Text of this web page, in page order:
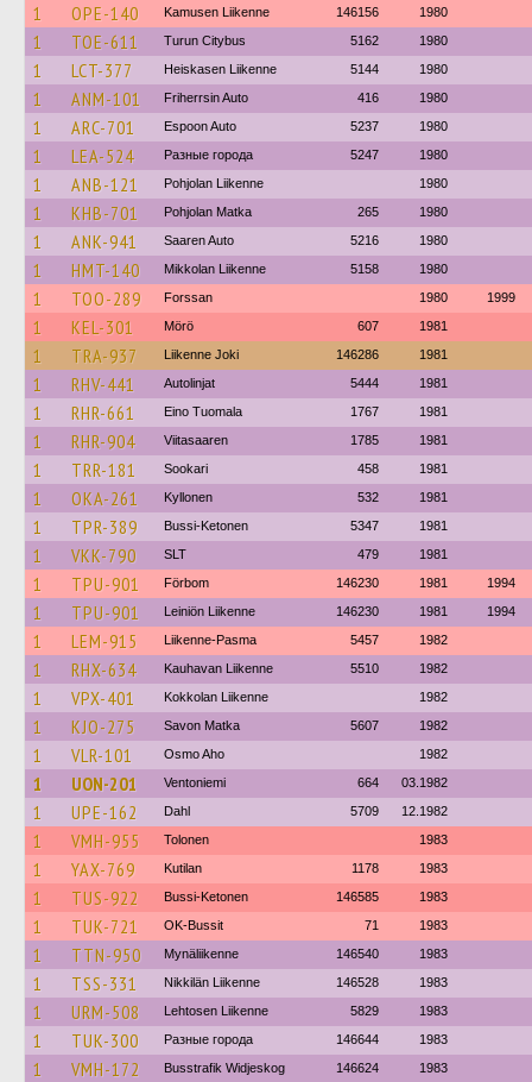
1 OPE-140 Kamusen Liikenne 146156 1980
1 TOE-611 Turun Citybus 5162 1980
1 LCT-377 Heiskasen Liikenne 5144 1980
1 ANM-101 Friherrsin Auto 416 1980
1 ARC-701 Espoon Auto 5237 1980
1 LEA-524 Разные города 5247 1980
1 ANB-121 Pohjolan Liikenne 1980
1 KHB-701 Pohjolan Matka 265 1980
1 ANK-941 Saaren Auto 5216 1980
1 HMT-140 Mikkolan Liikenne 5158 1980
1 TOO-289 Forssan 1980 1999
1 KEL-301 Mörö 607 1981
1 TRA-937 Liikenne Joki 146286 1981
1 RHV-441 Autolinjat 5444 1981
1 RHR-661 Eino Tuomala 1767 1981
1 RHR-904 Viitasaaren 1785 1981
1 TRR-181 Sookari 458 1981
1 OKA-261 Kyllonen 532 1981
1 TPR-389 Bussi-Ketonen 5347 1981
1 VKK-790 SLT 479 1981
1 TPU-901 Förbom 146230 1981 1994
1 TPU-901 Leiniön Liikenne 146230 1981 1994
1 LEM-915 Liikenne-Pasma 5457 1982
1 RHX-634 Kauhavan Liikenne 5510 1982
1 VPX-401 Kokkolan Liikenne 1982
1 KJO-275 Savon Matka 5607 1982
1 VLR-101 Osmo Aho 1982
1 UON-201 Ventoniemi 664 03.1982
1 UPE-162 Dahl 5709 12.1982
1 VMH-955 Tolonen 1983
1 YAX-769 Kutilan 1178 1983
1 TUS-922 Bussi-Ketonen 146585 1983
1 TUK-721 OK-Bussit 71 1983
1 TTN-950 Mynäliikenne 146540 1983
1 TSS-331 Nikkilän Liikenne 146528 1983
1 URM-508 Lehtosen Liikenne 5829 1983
1 TUK-300 Разные города 146644 1983
1 VMH-172 Busstrafik Widjeskog 146624 1983